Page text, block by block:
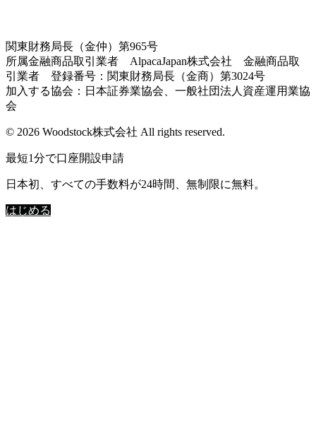
関東財務局長（金仲）第965号
所属金融商品取引業者 AlpacaJapan株式会社 金融商品取
引業者 登録番号：関東財務局長（金商）第3024号
加入する協会：日本証券業協会、一般社団法人資産運用業協
会
© 2026 Woodstock株式会社 All rights reserved.
最短1分で口座開設申請
日本初、すべての手数料が24時間、無制限に無料。
はじめる